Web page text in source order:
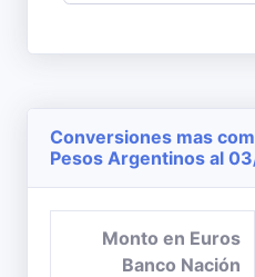
Conversiones mas
Pesos Argentinos al
Monto en Euros
Banco Nación